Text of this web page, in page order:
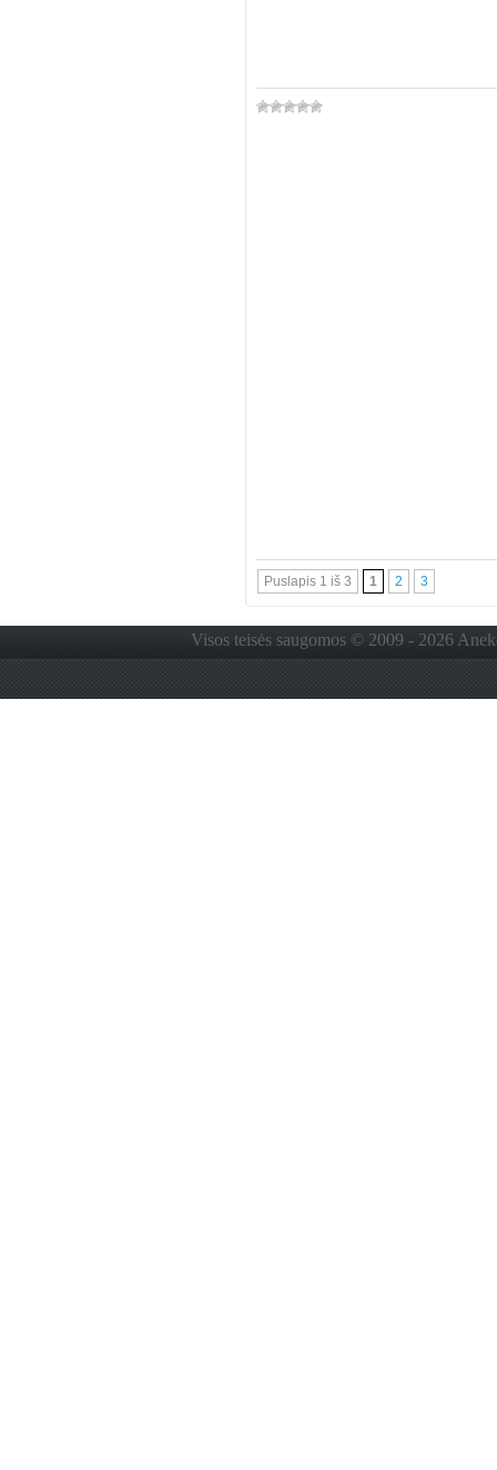
Puslapis 1 iš 3 1 2 3
Visos teisės saugomos © 2009 - 2026